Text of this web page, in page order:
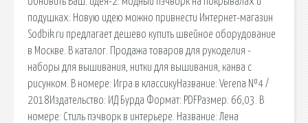
подушках: Новую идею можно привнести Интернет-магазин
Sodbik.ru предлагает дешево купить швейное оборудование
в Москве. В каталог. Продажа товаров для рукоделия -
наборы для вышивания, нитки для вышивания, канва с
рисунком. В номере: Игра в классикуНазвание: Verena №4 /
2018Издательство: ИД Бурда Формат: PDFРазмер: 66,03. В
номере: Стиль пэчворк в интерьере. Название: Лена